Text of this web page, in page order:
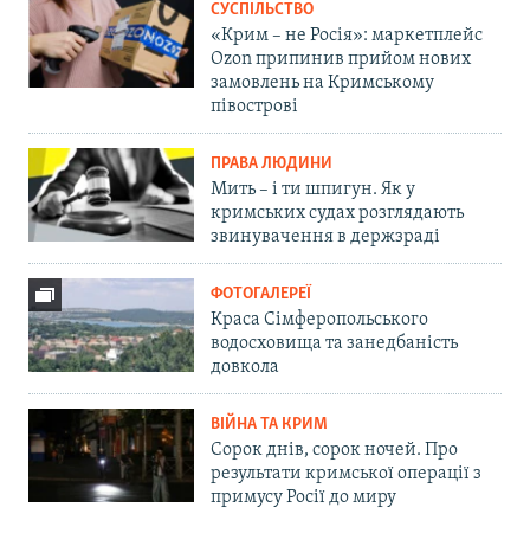
СУСПІЛЬСТВО
«Крим – не Росія»: маркетплейс
Ozon припинив прийом нових
замовлень на Кримському
півострові
ПРАВА ЛЮДИНИ
Мить – і ти шпигун. Як у
кримських судах розглядають
звинувачення в держзраді
ФОТОГАЛЕРЕЇ
Краса Сімферопольського
водосховища та занедбаність
довкола
ВІЙНА ТА КРИМ
Сорок днів, сорок ночей. Про
результати кримської операції з
примусу Росії до миру